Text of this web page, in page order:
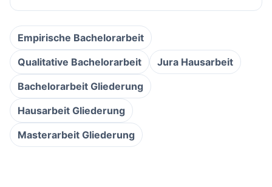
Empirische Bachelorarbeit
Qualitative Bachelorarbeit
Jura Hausarbeit
Bachelorarbeit Gliederung
Hausarbeit Gliederung
Masterarbeit Gliederung